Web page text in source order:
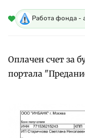
Работа фонда -
Оплачен счет за
портала